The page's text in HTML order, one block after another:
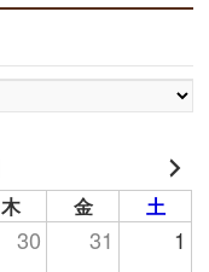
木 金 土
30 31 1